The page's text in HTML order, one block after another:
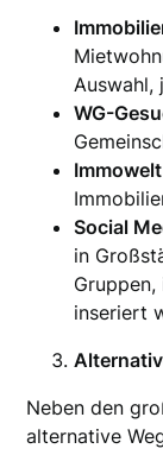
Auswahl,
WG-
Social
in
inseriert
Neben den
alternative